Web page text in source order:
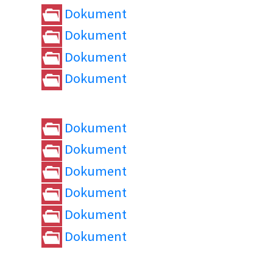
Dokument
Dokument
Dokument
Dokument
Dokument
Dokument
Dokument
Dokument
Dokument
Dokument